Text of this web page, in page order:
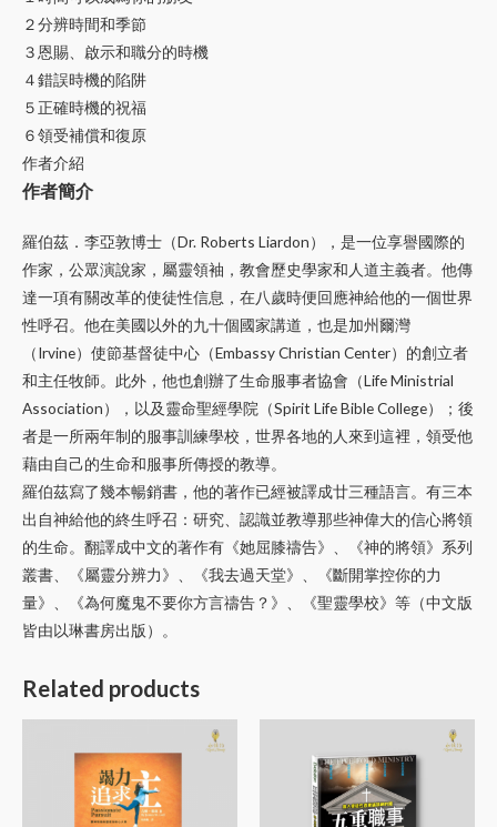
２分辨時間和季節
３恩賜、啟示和職分的時機
４錯誤時機的陷阱
５正確時機的祝福
６領受補償和復原
作者介紹
作者簡介
羅伯茲．李亞敦博士（Dr. Roberts Liardon），是一位享譽國際的
作家，公眾演說家，屬靈領袖，教會歷史學家和人道主義者。他傳
達一項有關改革的使徒性信息，在八歲時便回應神給他的一個世界
性呼召。他在美國以外的九十個國家講道，也是加州爾灣
（Irvine）使節基督徒中心（Embassy Christian Center）的創立者
和主任牧師。此外，他也創辦了生命服事者協會（Life Ministrial
Association），以及靈命聖經學院（Spirit Life Bible College）；後
者是一所兩年制的服事訓練學校，世界各地的人來到這裡，領受他
藉由自己的生命和服事所傳授的教導。
羅伯茲寫了幾本暢銷書，他的著作已經被譯成廿三種語言。有三本
出自神給他的終生呼召：研究、認識並教導那些神偉大的信心將領
的生命。翻譯成中文的著作有《她屈膝禱告》、《神的將領》系列
叢書、《屬靈分辨力》、《我去過天堂》、《斷開掌控你的力
量》、《為何魔鬼不要你方言禱告？》、《聖靈學校》等（中文版
皆由以琳書房出版）。
Related products